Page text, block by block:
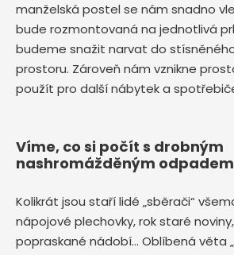
manželská postel se nám snadno
bude rozmontovaná na jednotlivá
budeme snažit narvat do
prostoru. Zároveň nám vznikne
použít pro další nábytek a
Víme, co si počít s drobným
nashromážděným odpadem
Kolikrát jsou staří lidé „sběrači“
nápojové plechovky, rok staré
popraskané nádobí… Oblíbená věta